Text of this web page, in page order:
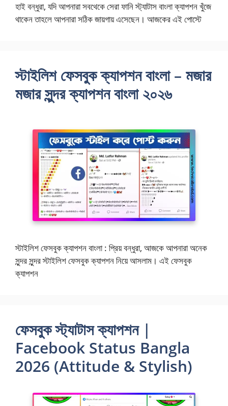
হাই বন্ধুরা, যদি আপনারা সবথেকে সেরা ফানি স্ট্যাটাস বাংলা ক্যাপশন খুঁজে
থাকেন তাহলে আপনারা সঠিক জায়গায় এসেছেন। আজকের এই পোস্টে
স্টাইলিশ ফেসবুক ক্যাপশন বাংলা – মজার
মজার সুন্দর ক্যাপশন বাংলা ২০২৬
স্টাইলিশ ফেসবুক ক্যাপশন বাংলা : প্রিয় বন্ধুরা, আজকে আপনারা অনেক
সুন্দর সুন্দর স্টাইলিশ ফেসবুক ক্যাপশন নিয়ে আসলাম। এই ফেসবুক
ক্যাপশন
ফেসবুক স্ট্যাটাস ক্যাপশন |
Facebook Status Bangla
2026 (Attitude & Stylish)